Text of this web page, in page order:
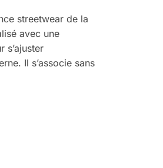
streetwear de la
avec une
s’ajuster
Il s’associe sans